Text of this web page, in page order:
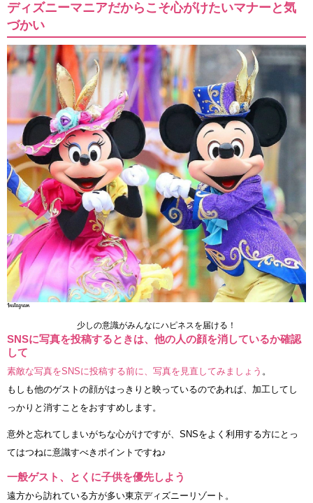
ディズニーマニアだからこそ心がけたいマナーと気
づかい
少しの意識がみんなにハピネスを届ける！
SNSに写真を投稿するときは、他の人の顔を消しているか確認
して
素敵な写真をSNSに投稿する前に、写真を見直してみましょう 。
もしも他のゲストの顔がはっきりと映っているのであれば、加工してし
っかりと消すことをおすすめします。
意外と忘れてしまいがちな心がけですが、SNSをよく利用する方にとっ
てはつねに意識すべきポイントですね♪
一般ゲスト、とくに子供を優先しよう
遠方から訪れている方が多い東京ディズニーリゾート。